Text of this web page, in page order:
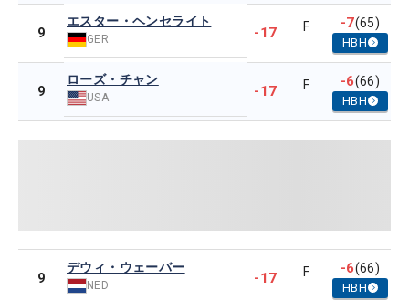
9
エスター・ヘンセライト
GER -17 F -7(65)
HBH
9
ローズ・チャン
USA -17 F -6(66)
HBH
9
デウィ・ウェーバー
NED -17 F -6(66)
HBH